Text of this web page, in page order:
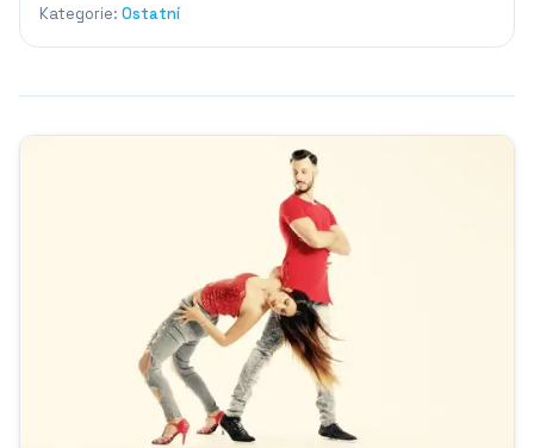
Kategorie: Ostatní